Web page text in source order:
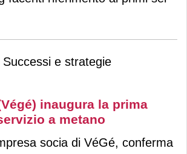
Successi e strategie
inaugura la prima
a metano
socia di VéGé, conferma